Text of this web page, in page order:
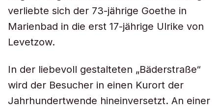
verliebte sich der 73-jährige Goethe in
Marienbad in die erst 17-jährige Ulrike von
Levetzow.
In der liebevoll gestalteten „Bäderstraße“
wird der Besucher in einen Kurort der
Jahrhundertwende hineinversetzt. An einer